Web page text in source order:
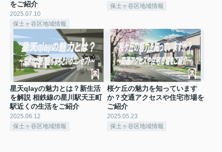
をご紹介
2025.07.10
保土ヶ谷区地域情報
保土ヶ谷区地域情報
星天qlayの魅力とは？新生活
を解説 相鉄線の星川駅天王町
駅近くの生活をご紹介
2025.06.12
保土ヶ谷区地域情報
桜ケ丘の魅力を知っています
か？交通アクセスや住宅市場を
ご紹介
2025.05.23
保土ヶ谷区地域情報